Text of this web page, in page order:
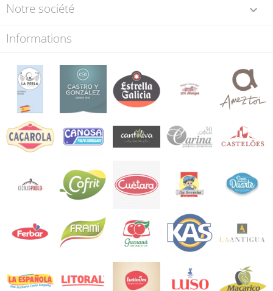
Notre société 
Informations